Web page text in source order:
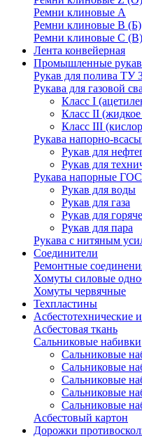
Ремни клиновые А
Ремни клиновые В (Б)
Ремни клиновые С (В)
Лента конвейерная
Промышленные
Рукав для полива ТУ
Рукава для газовой
Класс I
Класс II
Класс III
Рукава напорно-
Рукав для
Рукав для
Рукава напорные
Рукав для воды
Рукав для газа
Рукав для
Рукав для пара
Рукава с нитяным
Соединители
Ремонтные
Хомуты силовые
Хомуты червячные
Техпластины
Асбестотехнические
Асбестовая ткань
Сальниковые набивки
Сальниковые
Сальниковые
Сальниковые
Сальниковые
Сальниковые
Асбестовый картон
Дорожки